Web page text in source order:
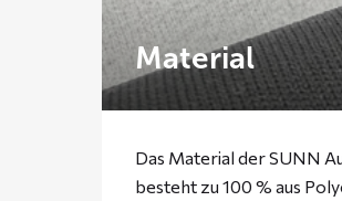
Material
Das Material der SUNN
besteht zu 100 % aus